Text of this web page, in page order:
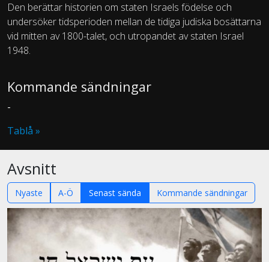
Den berättar historien om staten Israels födelse och
undersöker tidsperioden mellan de tidiga judiska bosättarna
vid mitten av 1800-talet, och utropandet av staten Israel
1948.
Kommande sändningar
-
Tablå »
Avsnitt
Nyaste A-Ö Senast sända Kommande sändningar